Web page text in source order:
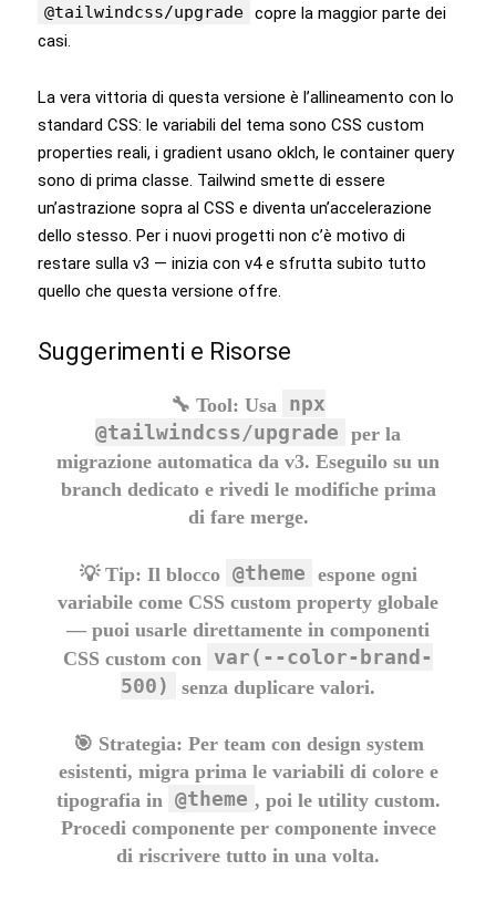
@tailwindcss/upgrade copre la maggior parte dei
casi.
La vera vittoria di questa versione è l’allineamento con lo
standard CSS: le variabili del tema sono CSS custom
properties reali, i gradient usano oklch, le container query
sono di prima classe. Tailwind smette di essere
un’astrazione sopra al CSS e diventa un’accelerazione
dello stesso. Per i nuovi progetti non c’è motivo di
restare sulla v3 — inizia con v4 e sfrutta subito tutto
quello che questa versione offre.
Suggerimenti e Risorse
🔧 Tool: Usa
npx
@tailwindcss/upgrade per la
migrazione automatica da v3. Eseguilo su un
branch dedicato e rivedi le modifiche prima
di fare merge.
💡 Tip: Il blocco @theme espone ogni
variabile come CSS custom property globale
— puoi usarle direttamente in componenti
CSS custom con
var(--color-brand-
500)
senza duplicare valori.
🎯 Strategia: Per team con design system
esistenti, migra prima le variabili di colore e
tipografia in @theme , poi le utility custom.
Procedi componente per componente invece
di riscrivere tutto in una volta.